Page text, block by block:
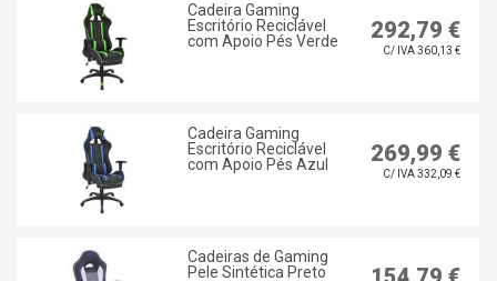
Cadeira Gaming
Escritório Reciclável
com Apoio Pés Verde
292,79 €
C/ IVA 360,13 €
Cadeira Gaming
Escritório Reciclável
com Apoio Pés Azul
269,99 €
C/ IVA 332,09 €
Cadeiras de Gaming
Pele Sintética Preto